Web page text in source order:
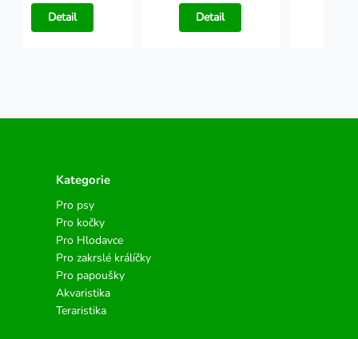
Detail Detail
Kategorie
Pro psy
Pro kočky
Pro Hlodavce
Pro zakrslé králíčky
Pro papoušky
Akvaristika
Teraristika